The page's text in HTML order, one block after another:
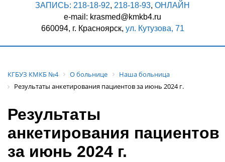
ЗАПИСЬ: 218-18-92, 218-18-93, ОНЛАЙН
e-mail: krasmed@kmkb4.ru
660094, г. Красноярск, ул. Кутузова, 71
КГБУЗ КМКБ №4 О больнице
Наша больница
Результаты анкетирования пациентов за июнь 2024 г.
Результаты
анкетирования пациентов
за июнь 2024 г.